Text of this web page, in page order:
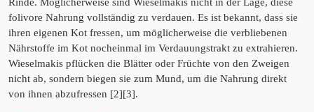
folivore Nahrung vollständig zu verdauen. Es ist bekannt, dass sie
ihren eigenen Kot fressen, um möglicherweise die verbliebenen
Nährstoffe im Kot nocheinmal im Verdauungstrakt zu extrahieren.
Wieselmakis pflücken die Blätter oder Früchte von den Zweigen
nicht ab, sondern biegen sie zum Mund, um die Nahrung direkt
von ihnen abzufressen [2][3].